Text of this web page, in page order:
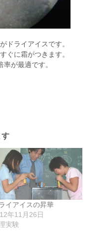
ドライアイスです。
ぐに霜がつきます。
が最適です。
す
イアイスの昇華
年11月26日
実験